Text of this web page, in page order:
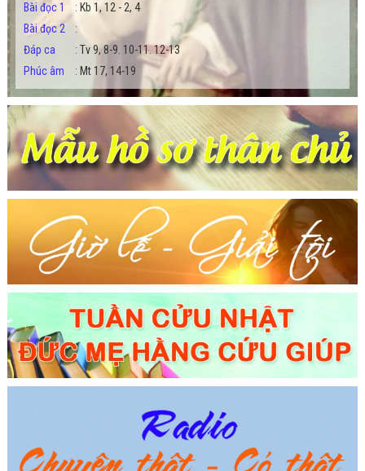
Bài đọc 1 : Kb 1, 12 - 2, 4
Bài đọc 2
:
Đáp ca
: Tv 9, 8-9. 10-11. 12-13
Phúc âm
: Mt 17, 14-19